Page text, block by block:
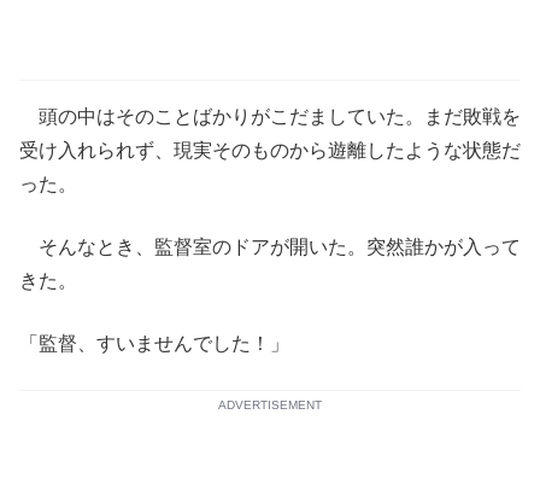
頭の中はそのことばかりがこだましていた。まだ敗戦を
受け入れられず、現実そのものから遊離したような状態だ
った。
そんなとき、監督室のドアが開いた。突然誰かが入って
きた。
「監督、すいませんでした！」
ADVERTISEMENT